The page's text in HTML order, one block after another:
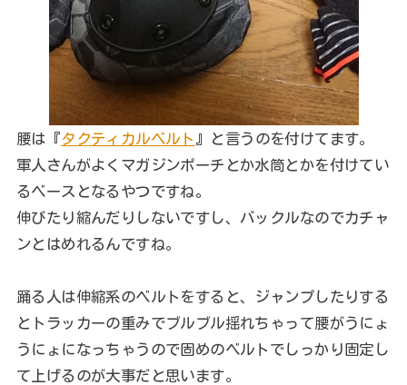
腰は『タクティカルベルト 』と言うのを付けてます。
軍人さんがよくマガジンポーチとか水筒とかを付けてい
るベースとなるやつですね。
伸びたり縮んだりしないですし、バックルなのでカチャ
ンとはめれるんですね。
踊る人は伸縮系のベルトをすると、ジャンプしたりする
とトラッカーの重みでブルブル揺れちゃって腰がうにょ
うにょになっちゃうので固めのベルトでしっかり固定し
て上げるのが大事だと思います。